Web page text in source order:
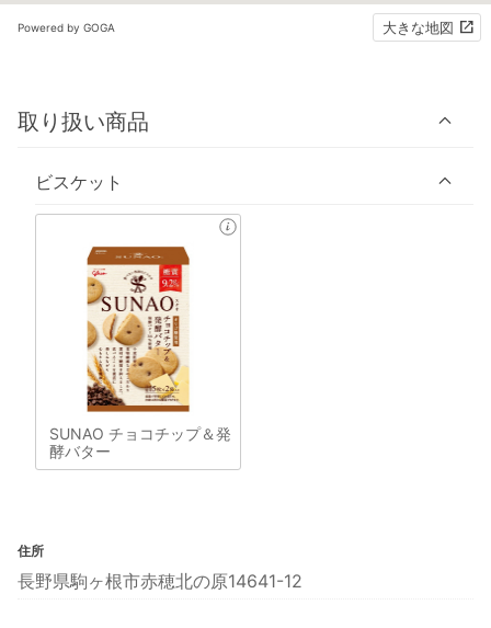
Powered by GOGA 大きな地図
取り扱い商品
ビスケット
SUNAO チョコチップ＆発
酵バター
住所
長野県駒ヶ根市赤穂北の原14641-12